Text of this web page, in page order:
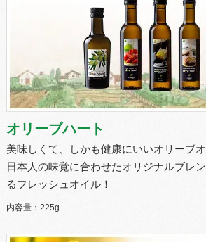
オリーブハート
美味しくて、しかも健康にいいオリーブ
日本人の味覚に合わせたオリジナルブレ
るフレッシュオイル！
内容量：225g